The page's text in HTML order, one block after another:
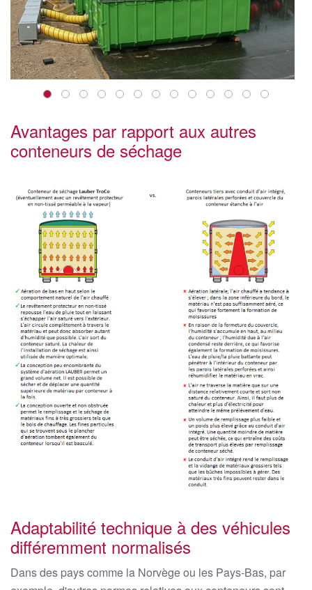
Avantages par rapport aux autres
conteneurs de séchage
Adaptabilité technique à des véhicules
différemment normalisés
Dans des pays comme la Norvège ou les Pays-Bas, par